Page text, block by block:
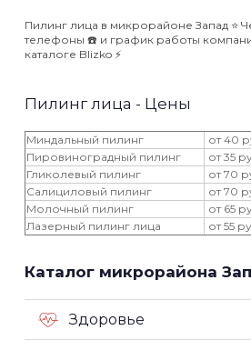
Пилинг лица в микрорайоне Запад ⭐️
телефоны ☎️ и график работы
каталоге Blizko ⚡️
Пилинг лица - Цены
Миндальный пилинг
от 40
Пировиноградный пилинг
от 35
Гликолевый пилинг
от 70
Салициловый пилинг
от 70
Молочный пилинг
от 65
Лазерный пилинг лица
от 55
Каталог микрорайона
Здоровье